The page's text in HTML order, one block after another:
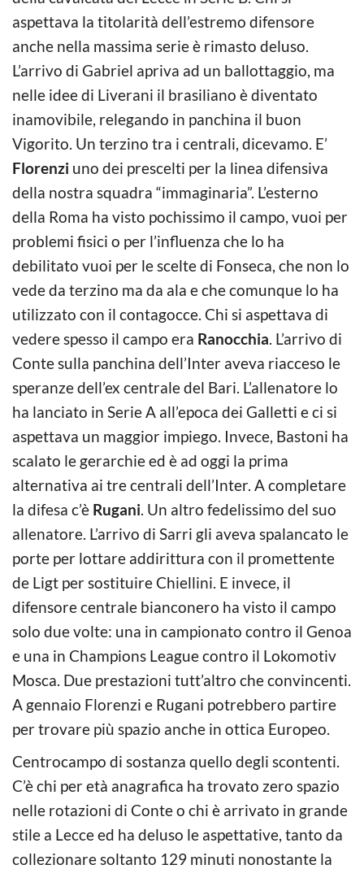
aspettava la titolarità dell’estremo difensore
anche nella massima serie è rimasto deluso.
L’arrivo di Gabriel apriva ad un ballottaggio, ma
nelle idee di Liverani il brasiliano è diventato
inamovibile, relegando in panchina il buon
Vigorito. Un terzino tra i centrali, dicevamo. E’
Florenzi uno dei prescelti per la linea difensiva
della nostra squadra “immaginaria”. L’esterno
della Roma ha visto pochissimo il campo, vuoi per
problemi fisici o per l’influenza che lo ha
debilitato vuoi per le scelte di Fonseca, che non lo
vede da terzino ma da ala e che comunque lo ha
utilizzato con il contagocce. Chi si aspettava di
vedere spesso il campo era Ranocchia. L’arrivo di
Conte sulla panchina dell’Inter aveva riacceso le
speranze dell’ex centrale del Bari. L’allenatore lo
ha lanciato in Serie A all’epoca dei Galletti e ci si
aspettava un maggior impiego. Invece, Bastoni ha
scalato le gerarchie ed è ad oggi la prima
alternativa ai tre centrali dell’Inter. A completare
la difesa c’è Rugani. Un altro fedelissimo del suo
allenatore. L’arrivo di Sarri gli aveva spalancato le
porte per lottare addirittura con il promettente
de Ligt per sostituire Chiellini. E invece, il
difensore centrale bianconero ha visto il campo
solo due volte: una in campionato contro il Genoa
e una in Champions League contro il Lokomotiv
Mosca. Due prestazioni tutt’altro che convincenti.
A gennaio Florenzi e Rugani potrebbero partire
per trovare più spazio anche in ottica Europeo.
Centrocampo di sostanza quello degli scontenti.
C’è chi per età anagrafica ha trovato zero spazio
nelle rotazioni di Conte o chi è arrivato in grande
stile a Lecce ed ha deluso le aspettative, tanto da
collezionare soltanto 129 minuti nonostante la